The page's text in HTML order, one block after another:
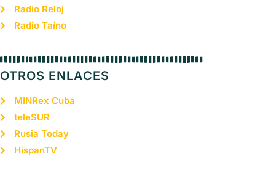
Radio Reloj
Radio Taíno
OTROS ENLACES
MINRex Cuba
teleSUR
Rusia Today
HispanTV